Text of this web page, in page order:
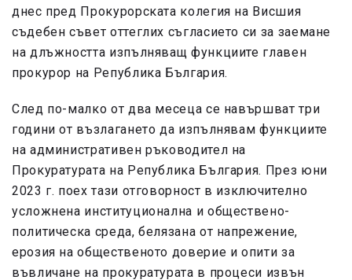
днес пред Прокурорската колегия на Висшия
съдебен съвет оттеглих съгласието си за заемане
на длъжността изпълняващ функциите главен
прокурор на Република България.
След по-малко от два месеца се навършват три
години от възлагането да изпълнявам функциите
на административен ръководител на
Прокуратурата на Република България. През юни
2023 г. поех тази отговорност в изключително
усложнена институционална и обществено-
политическа среда, белязана от напрежение,
ерозия на общественото доверие и опити за
въвличане на прокуратурата в процеси извън